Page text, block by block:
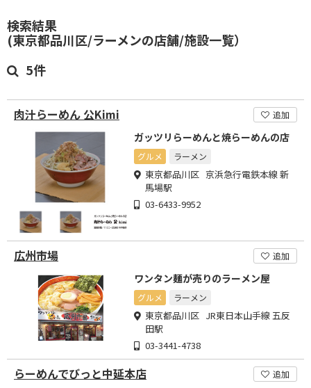
検索結果
(東京都品川区/ラーメンの店舗/施設一覧）
5件
肉汁らーめん 公Kimi 追加
ガッツリらーめんと焼らーめんの店
グルメ ラーメン
東京都品川区 京浜急行電鉄本線 新
馬場駅
03-6433-9952
広州市場 追加
ワンタン麺が売りのラーメン屋
グルメ ラーメン
東京都品川区 JR東日本山手線 五反
田駅
03-3441-4738
らーめんでびっと中延本店 追加